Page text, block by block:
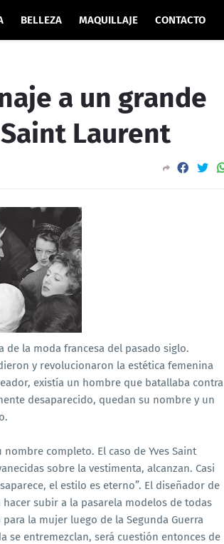
BELLEZA MAQUILLAJE CONTACTO
a un grande
Laurent
de la moda francesa del pasado siglo.
y revolucionaron la estética femenina
existía un hombre que batallaba contra
desaparecido, quedan su nombre y un
completo. El caso de Yves Saint
sobre la vestimenta, alcanzan. Casi
el estilo es eterno”. El diseñador de
subir a la pasarela modelos de todas
la mujer luego de la Segunda Guerra
se entremezclan, será cuestión entonces de